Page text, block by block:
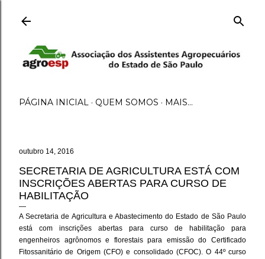
PÁGINA INICIAL QUEM SOMOS MAIS…
outubro 14, 2016
SECRETARIA DE AGRICULTURA ESTÁ COM
INSCRIÇÕES ABERTAS PARA CURSO DE
HABILITAÇÃO
A Secretaria de Agricultura e Abastecimento do Estado de São Paulo
está com inscrições abertas para curso de habilitação para
engenheiros agrônomos e florestais para emissão do Certificado
Fitossanitário de Origem (CFO) e consolidado (CFOC). O 44º curso